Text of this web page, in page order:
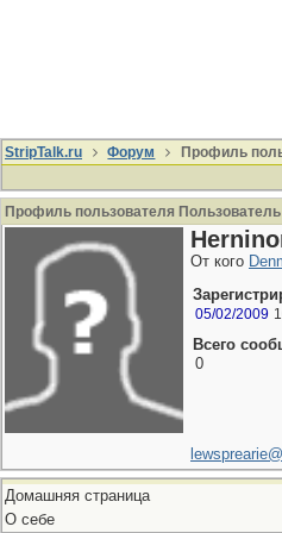
StripTalk.ru Форум
Профиль
Профиль пользователя Пользователь
От кого
05/02/2009
Всего
0
Домашняя страница
О себе